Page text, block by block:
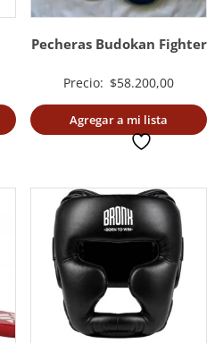
Pecheras Budokan Fighter
Precio: $58.200,00
Agregar a mi lista